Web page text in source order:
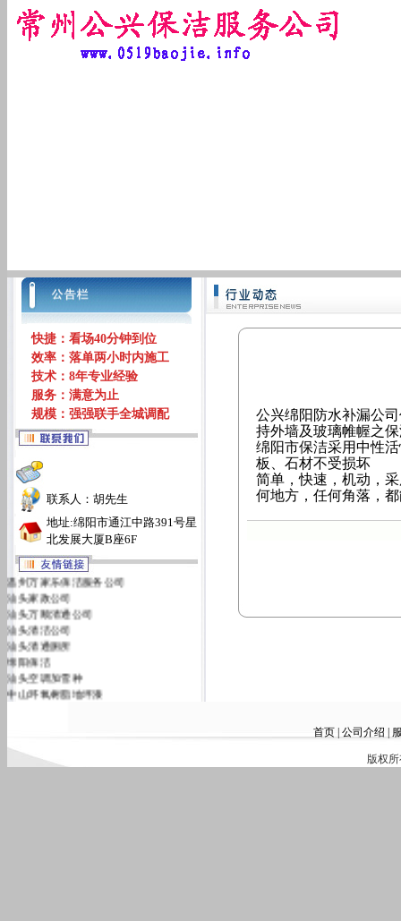
快捷：看场40分钟到位
效率：落单两小时内施工
技术：8年专业经验
服务：满意为止
规模：强强联手全城调配
联系人：胡先生
地址:绵阳市通江中路391号星
北发展大厦B座6F
温州万家乐保洁服务公司
汕头家政公司
汕头万顺清通公司
汕头清洁公司
汕头清通厕所
绵阳保洁
汕头空调加雪种
中山环氧树脂地坪漆
汕头万佳清洁服务有限公司
公兴绵阳防水补漏公
持外墙及玻璃帷幄之
绵阳市保洁采用中性
板、石材不受损坏
简单，快速，机动，
何地方，任何角落，
首页| 公司介绍
版权